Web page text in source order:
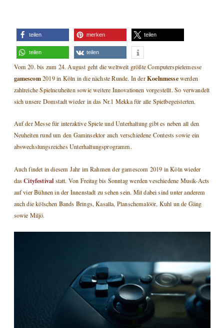
teilen merken teilen
teilen teilen
Vom 20. bis zum 24. August geht die weltweit größte Computerspielemesse
gamescom2019 in Köln in die nächste Runde. In derKoelnmessewerden
zahlreiche Spielneuheiten sowie weitere Innovationen vorgestellt. So verwandelt
sich unsere Domstadt wieder in das Nr.1 Mekka für alle Spielbegeisterten.
Auf der Messe für interaktive Spiele und Unterhaltung gibt es neben all den
Neuheiten rund um den Gaminsektor auch verschiedene Contests sowie ein
abswechslungsreiches Unterhaltungsprogramm.
Auch findet in diesem Jahr im Rahmen der gamescom 2019 in Köln wieder
dasCityfestival statt. Von Freitag bis Sonntag werden veschiedene Musik-Acts
auf vier Bühnen in der Innenstadt zu sehen sein. Mit dabei sind unter anderem
auch die kölschen Bands Brings, Kasalla, Planschemalöör, Kuhl un de Gäng
sowie Miljö.